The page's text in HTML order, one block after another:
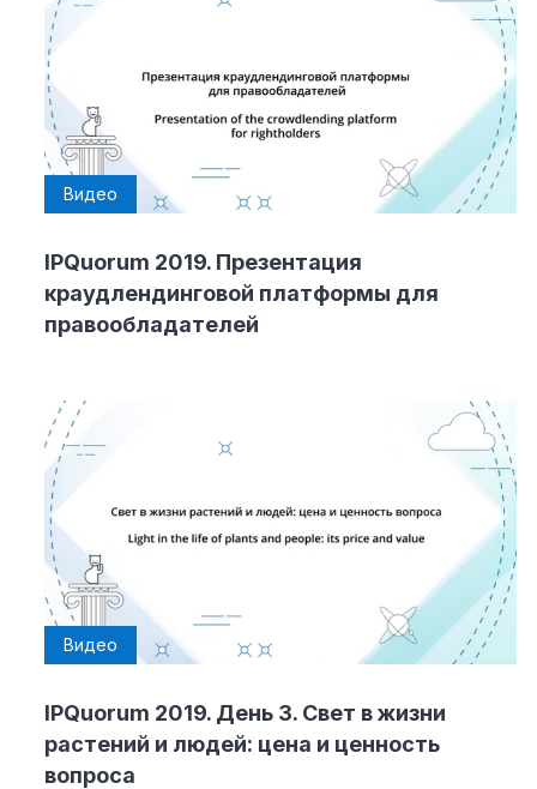
Видео
IPQuorum 2019. Презентация
краудлендинговой платформы для
правообладателей
Видео
IPQuorum 2019. День 3. Свет в жизни
растений и людей: цена и ценность
вопроса